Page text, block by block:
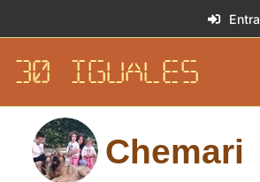
Entra
30 IGUALES
Chemari